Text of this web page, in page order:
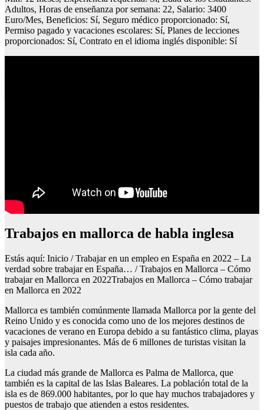
Adultos, Horas de enseñanza por semana: 22, Salario: 3400
Euro/Mes, Beneficios: Sí, Seguro médico proporcionado: Sí,
Permiso pagado y vacaciones escolares: Sí, Planes de lecciones
proporcionados: Sí, Contrato en el idioma inglés disponible: Sí
Trabajos en mallorca de habla inglesa
Estás aquí: Inicio / Trabajar en un empleo en España en 2022 – La
verdad sobre trabajar en España… / Trabajos en Mallorca – Cómo
trabajar en Mallorca en 2022Trabajos en Mallorca – Cómo trabajar
en Mallorca en 2022
Mallorca es también comúnmente llamada Mallorca por la gente del
Reino Unido y es conocida como uno de los mejores destinos de
vacaciones de verano en Europa debido a su fantástico clima, playas
y paisajes impresionantes. Más de 6 millones de turistas visitan la
isla cada año.
La ciudad más grande de Mallorca es Palma de Mallorca, que
también es la capital de las Islas Baleares. La población total de la
isla es de 869.000 habitantes, por lo que hay muchos trabajadores y
puestos de trabajo que atienden a estos residentes.